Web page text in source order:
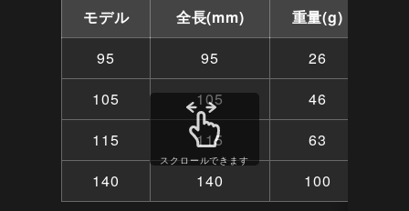
モデル 全長(mm) 重量(g)
95
95
26
105
105
46
115
115
63
140
140 100
スクロールできます